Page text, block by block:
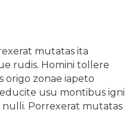
mutatas ita
rudis. Homini tollere
origo zonae iapeto
usu montibus igni
Porrexerat mutatas